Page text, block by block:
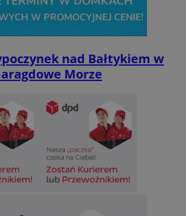
nad Bałtykiem w
Morze